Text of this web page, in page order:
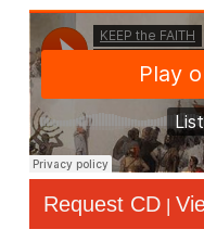
Request CD |